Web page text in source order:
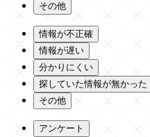
その他
情報が不正確
情報が遅い
分かりにくい
探していた情報が無かった
その他
アンケート